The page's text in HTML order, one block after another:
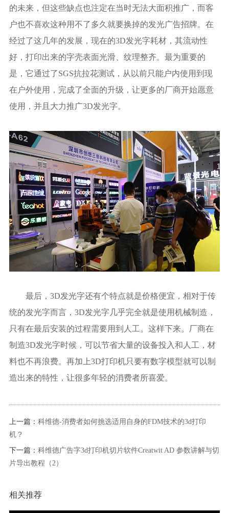
的未来，但这些缺点也注定在当时无法大面积推广，而客
户也不喜欢这种用不了多久就要换掉的发光广告招牌。在
经过了这几年的发展，现在的3D发光字耗材，其流动性
好，打印出来的字壳表面光滑、纹理整齐。最为重要的
是，它通过了SGS抗拉花测试，从以前只能户内使用到现
在户外使用，完成了全面的升级，让更多的厂商开始愿意
使用，并且大力推广3D发光字。
最后，3D发光字还有个特点就是价格便宜，相对于传
统的发光字而言，3D发光字几乎完全就是使用机械制造，
只有在最后安装的过程需要用到人工。这样下来。厂商在
制造3D发光字时候，可以节省大量的设备投入和人工，材
料也不再浪费。再加上3D打印机只要有数字模型就可以制
造出来的特性，让很多年轻的消费者所喜爱。
上一篇： 科维德-消费者如何挑选适用自身的FDM技术的3d打印
机？
下一篇： 科维德广告字3d打印机切片软件Creatwit AD 参数讲解与切
片导出教程（2）
相关推荐